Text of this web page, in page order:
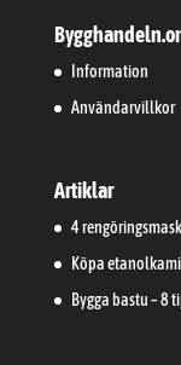
Information
Användarvillkor
Artiklar
4
Köpa
Bygga bastu – 8